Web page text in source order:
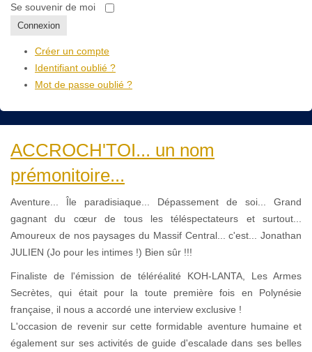
Se souvenir de moi
Connexion
Créer un compte
Identifiant oublié ?
Mot de passe oublié ?
ACCROCH'TOI... un nom
prémonitoire...
Aventure... Île paradisiaque... Dépassement de soi️... Grand
gagnant du cœur de tous les téléspectateurs et surtout...
Amoureux de nos paysages du Massif Central... c'est... Jonathan
JULIEN (Jo pour les intimes !) Bien sûr !!!
Finaliste de l'émission de téléréalité KOH-LANTA, Les Armes
Secrètes, qui était pour la toute première fois en Polynésie
française, il nous a accordé une interview exclusive !
L'occasion de revenir sur cette formidable aventure humaine et
également sur ses activités de guide d'escalade dans ses belles